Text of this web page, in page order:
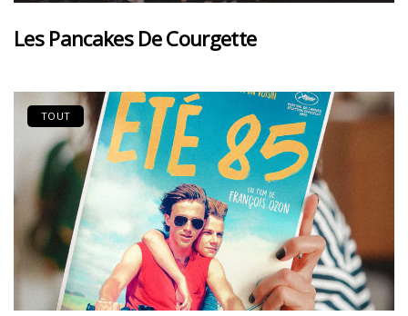
Les Pancakes De Courgette
TOUT